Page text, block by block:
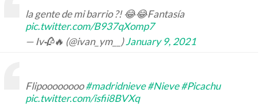
la gente de mi barrio ?! 😂😂Fantasía
pic.twitter.com/B937qXomp7
— Iv🥀🔥 (@ivan_ym__)January 9, 2021
Flipoooooooo#madridnieve #Nieve #Picachu
pic.twitter.com/isfii8BVXq